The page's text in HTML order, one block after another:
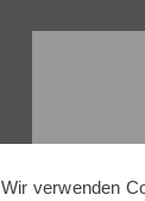
Wir verwenden